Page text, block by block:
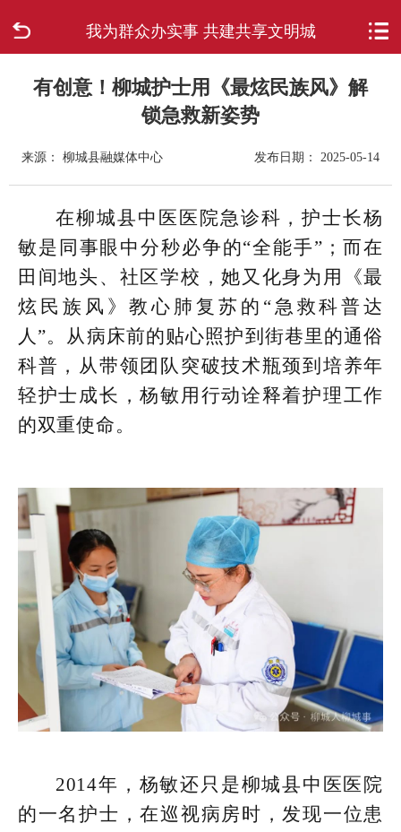
我为群众办实事 共建共享文明城
走进柳城
政府信息公开
网上办事
互动回应
数据专题
有创意！柳城护士用《最炫民族风》解
锁急救新姿势
来源： 柳城县融媒体中心 发布日期： 2025-05-14
在柳城县中医医院急诊科，护士长杨
敏是同事眼中分秒必争的“全能手”；而在
田间地头、社区学校，她又化身为用《最
炫民族风》教心肺复苏的“急救科普达
人”。从病床前的贴心照护到街巷里的通俗
科普，从带领团队突破技术瓶颈到培养年
轻护士成长，杨敏用行动诠释着护理工作
的双重使命。
2014年，杨敏还只是柳城县中医医院
的一名护士，在巡视病房时，发现一位患